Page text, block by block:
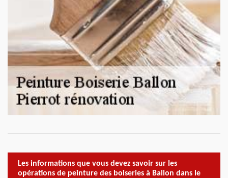
Les informations que vous devez savoir sur les
opérations de peinture des boiseries à Ballon dans le